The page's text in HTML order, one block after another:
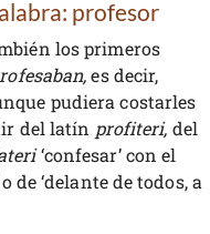
profesor
los primeros
es decir,
pudiera costarles
del latín profiteri, del
‘confesar’ con el
de ‘delante de todos, a